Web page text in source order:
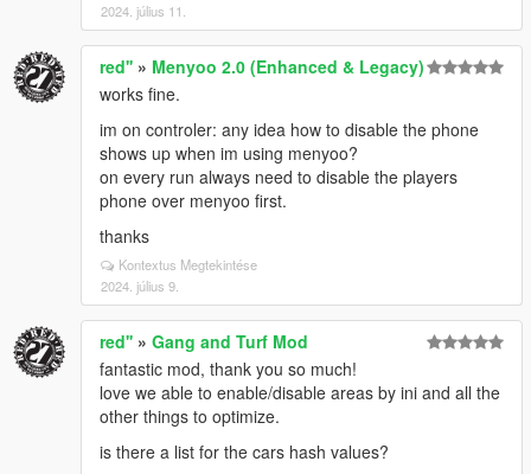
2024. július 11.
red'' » Menyoo 2.0 (Enhanced & Legacy)
works fine.
im on controler: any idea how to disable the phone
shows up when im using menyoo?
on every run always need to disable the players
phone over menyoo first.
thanks
Kontextus Megtekintése
2024. július 9.
red'' » Gang and Turf Mod
fantastic mod, thank you so much!
love we able to enable/disable areas by ini and all the
other things to optimize.
is there a list for the cars hash values?